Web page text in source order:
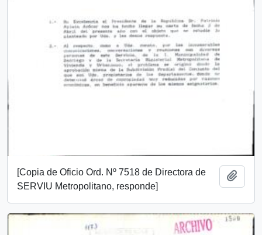
[Copia de Oficio Ord. Nº 7518 de Directora de
SERVIU Metropolitano, responde]